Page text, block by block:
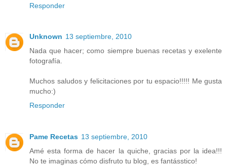
Responder
Unknown 13 septiembre, 2010
Nada que hacer; como siempre buenas recetas y exelente
fotografía.
Muchos saludos y felicitaciones por tu espacio!!!!! Me gusta
mucho:)
Responder
Pame Recetas 13 septiembre, 2010
Amé esta forma de hacer la quiche, gracias por la idea!!!
No te imaginas cómo disfruto tu blog, es fantásstico!